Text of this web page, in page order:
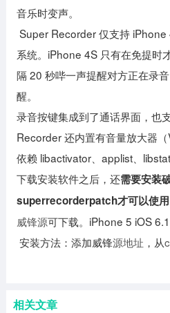
音乐时变声。
Super Recorder 仅支持 iPhone
系统。iPhone 4S 只有在免提时
隔 20 秒哔一声提醒对方正在录
醒。
录音按键集成到了通话界面，也
Recorder 还内置有音量放大器（
依赖 libactivator、applist、
下载安装软件之后，还需要安装
superrecorderpatch才可以使用
威锋源可下载。iPhone 5 iOS
安装方法：添加威锋源地址 ，从
相关文章